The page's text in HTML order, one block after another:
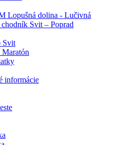
Lopušná dolina - Lučivná
Svit – Poprad
Svit
informácie